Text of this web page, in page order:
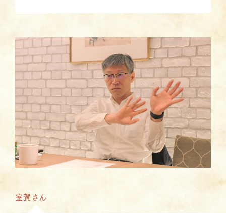
室賀さん